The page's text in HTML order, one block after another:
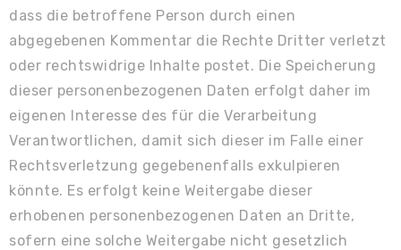
dass die betroffene Person durch einen
abgegebenen Kommentar die Rechte Dritter verletzt
oder rechtswidrige Inhalte postet. Die Speicherung
dieser personenbezogenen Daten erfolgt daher im
eigenen Interesse des für die Verarbeitung
Verantwortlichen, damit sich dieser im Falle einer
Rechtsverletzung gegebenenfalls exkulpieren
könnte. Es erfolgt keine Weitergabe dieser
erhobenen personenbezogenen Daten an Dritte,
sofern eine solche Weitergabe nicht gesetzlich